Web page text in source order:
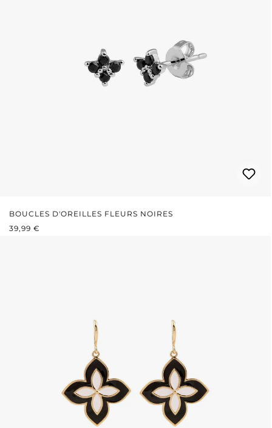
BOUCLES D'OREILLES FLEURS NOIRES
PRIX RÉGULIER :
39,99 €